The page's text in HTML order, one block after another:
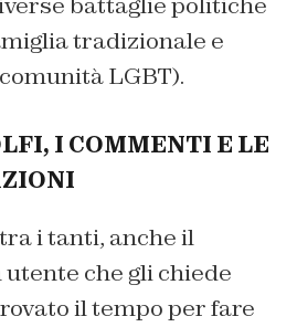
tradizionale e
LGBT).
I COMMENTI E LE
i tanti, anche il
che gli chiede
il tempo per fare